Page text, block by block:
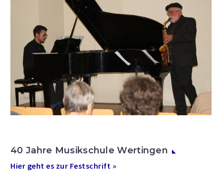
40 Jahre Musikschule Wertingen
Hier geht es zur Festschrift »